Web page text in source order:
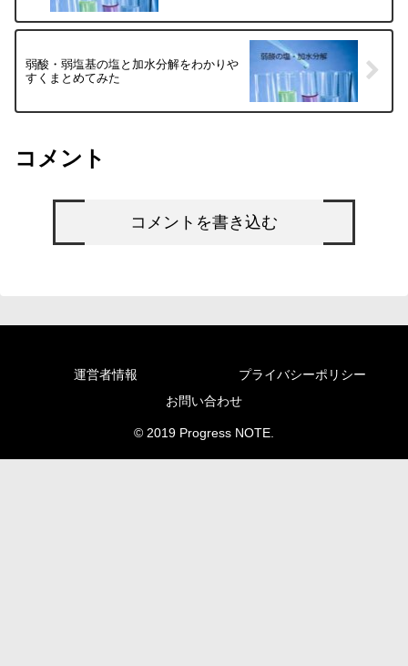
弱酸・弱塩基の塩と加水分解をわかりや
すくまとめてみた
コメント
コメントを書き込む
運営者情報
プライバシーポリシー
お問い合わせ
© 2019 Progress NOTE.